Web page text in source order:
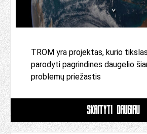
TROM yra projektas, kurio
parodyti pagrindines daugelio
problemų priežastis
SKAITYTI DAUGIAU